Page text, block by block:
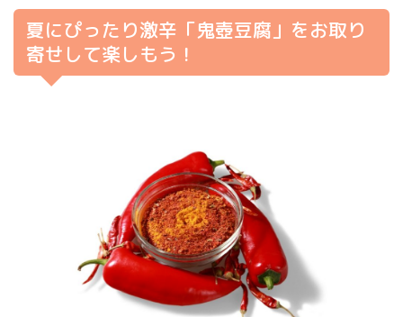
夏にぴったり激辛「鬼壺豆腐」をお取り
寄せして楽しもう！